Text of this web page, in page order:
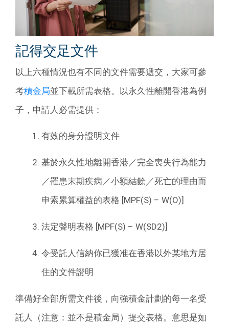
記得交足文件
以上六種情況也有不同的文件需要遞交，大家可參
考積金局並下載所需表格。以永久性離開香港為例
子，申請人必需提供：
有效的身分證明文件
基於永久性地離開香港／完全喪失行為能力
／罹患末期疾病／小額結餘／死亡的理由而
申索累算權益的表格 [MPF(S) – W(O)]
法定聲明表格 [MPF(S) – W(SD2)]
令受託人信納你已獲准在香港以外某地方居
住的文件證明
準備好全部所需文件後，向強積金計劃的每一名受
託人（注意：並不是積金局）提交表格。意思是如